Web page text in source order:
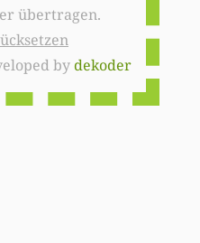
übertragen.
bydekoder